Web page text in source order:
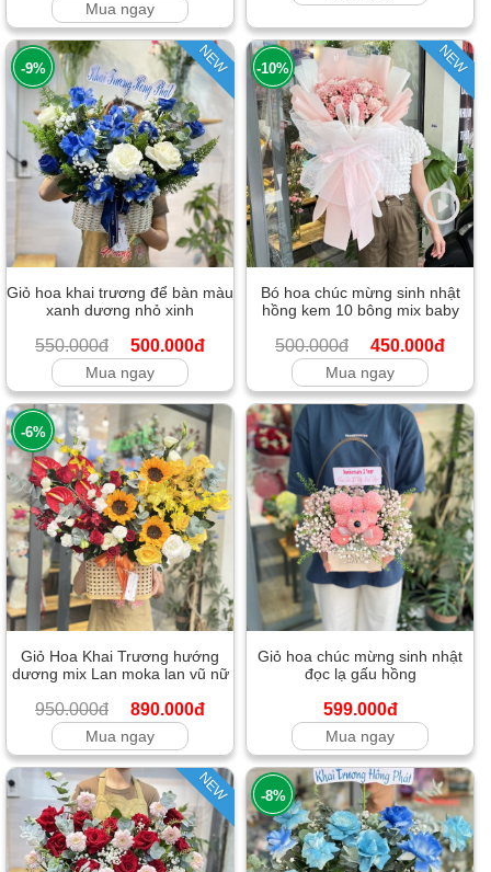
Mua ngay
NEW
-9%
Giỏ hoa khai trương để bàn màu
xanh dương nhỏ xinh
550.000đ 500.000đ
Mua ngay
NEW
-10%
Bó hoa chúc mừng sinh nhật
hồng kem 10 bông mix baby
500.000đ 450.000đ
Mua ngay
-6%
Giỏ Hoa Khai Trương hướng
dương mix Lan moka lan vũ nữ
950.000đ 890.000đ
Mua ngay
Giỏ hoa chúc mừng sinh nhật
đọc lạ gấu hồng
599.000đ
Mua ngay
NEW -8%